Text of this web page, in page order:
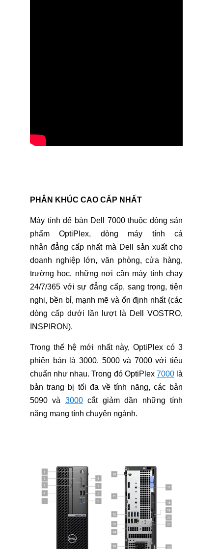
PHÂN KHÚC CAO CẤP NHẤT
Máy tính để bàn Dell 7000 thuộc dòng sản
phẩm OptiPlex, dòng máy tính cá
nhân đẳng cấp nhất mà Dell sản xuất cho
doanh nghiệp lớn, văn phòng, cửa hàng,
trường học, những nơi cần máy tính chạy
24/7/365 với sự đẳng cấp, sang trọng, tiện
nghi, bền bỉ, mạnh mẽ và ổn định nhất (các
dòng cấp dưới lần lượt là Dell VOSTRO,
INSPIRON).
Trong thế hệ mới nhất này, OptiPlex có 3
phiên bản là 3000, 5000 và 7000 với tiêu
chuẩn như nhau. Trong đó OptiPlex 7000là
bản trang bị tối đa về tính năng, các bản
5090 và 3000cắt giảm dần những tính
năng mang tính chuyên ngành.